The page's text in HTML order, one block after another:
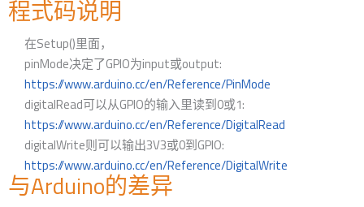
程式码说明
在Setup()里面，
pinMode决定了GPIO为input或output:
https://www.arduino.cc/en/Reference/PinMode
digitalRead可以从GPIO的输入里读到0或1:
https://www.arduino.cc/en/Reference/DigitalRead
digitalWrite则可以输出3V3或0到GPIO:
https://www.arduino.cc/en/Reference/DigitalWrite
与Arduino的差异